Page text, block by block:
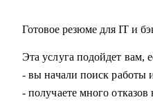
Готовое резюме для IT и
Эта услуга подойдет вам,
- вы начали поиск работы
- получаете много отказов